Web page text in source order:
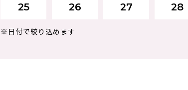
25 26 27 28
※日付で絞り込めます